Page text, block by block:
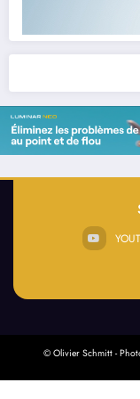
© Olivier Schmitt -